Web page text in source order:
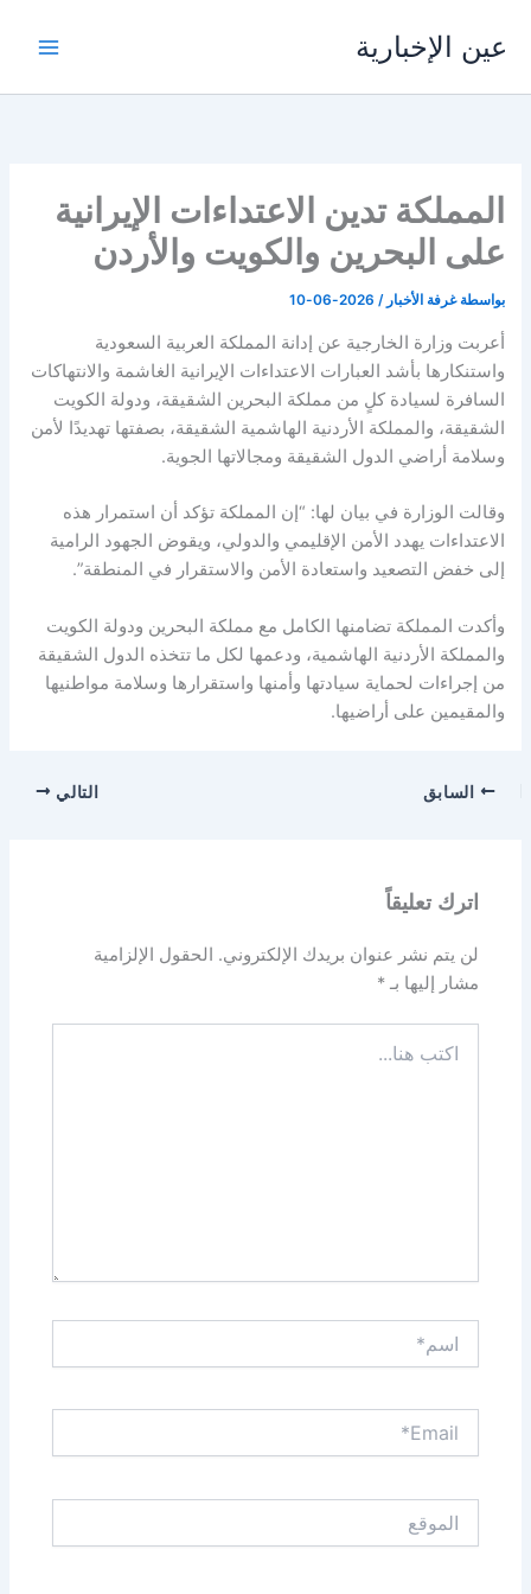
المحتوى
عين الإخبارية
المملكة تدين الاعتداءات الإيرانية
على البحرين والكويت والأردن
بواسطة غرفة الأخبار/
2026-06-10
أعربت وزارة الخارجية عن إدانة المملكة العربية السعودية
واستنكارها بأشد العبارات الاعتداءات الإيرانية الغاشمة والانتهاكات
السافرة لسيادة كلٍ من مملكة البحرين الشقيقة، ودولة الكويت
الشقيقة، والمملكة الأردنية الهاشمية الشقيقة، بصفتها تهديدًا لأمن
وسلامة أراضي الدول الشقيقة ومجالاتها الجوية.
وقالت الوزارة في بيان لها: “إن المملكة تؤكد أن استمرار هذه
الاعتداءات يهدد الأمن الإقليمي والدولي، ويقوض الجهود الرامية
إلى خفض التصعيد واستعادة الأمن والاستقرار في المنطقة”.
وأكدت المملكة تضامنها الكامل مع مملكة البحرين ودولة الكويت
والمملكة الأردنية الهاشمية، ودعمها لكل ما تتخذه الدول الشقيقة
من إجراءات لحماية سيادتها وأمنها واستقرارها وسلامة مواطنيها
والمقيمين على أراضيها.
السابق التالي
اترك تعليقاً
لن يتم نشر عنوان بريدك الإلكتروني. الحقول الإلزامية
مشار إليها بـ*
هنا...